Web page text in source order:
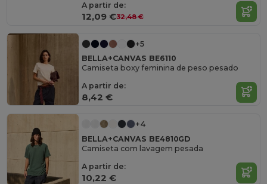
A partir de:
12,09 €32,48 €
+5
BELLA+CANVAS BE6110
Camiseta boxy feminina de peso pesado
A partir de:
8,42 €
+4
BELLA+CANVAS BE4810GD
Camiseta com lavagem pesada
A partir de:
10,22 €